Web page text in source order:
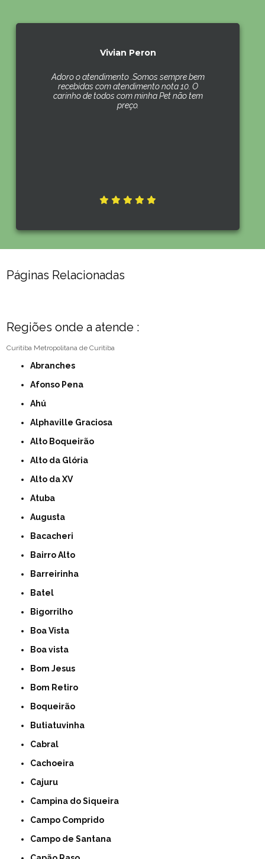
Vivian Peron
Adoro o atendimento .Somos sempre bem
recebidas com atendimento nota 10. O
carinho de todos com minha Pet não tem
preço.
Páginas Relacionadas
Regiões onde a atende :
Curitiba Metropolitana de Curitiba
Abranches
Afonso Pena
Ahú
Alphaville Graciosa
Alto Boqueirão
Alto da Glória
Alto da XV
Atuba
Augusta
Bacacheri
Bairro Alto
Barreirinha
Batel
Bigorrilho
Boa Vista
Boa vista
Bom Jesus
Bom Retiro
Boqueirão
Butiatuvinha
Cabral
Cachoeira
Cajuru
Campina do Siqueira
Campo Comprido
Campo de Santana